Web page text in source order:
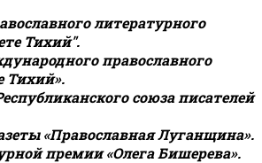
литературного
Тихий".
православного
Тихий».
союза писателей
«Православная Луганщина».
премии «Олега Бишерева».